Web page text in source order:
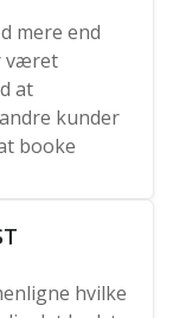
mere end
været
at
kunder
booke
hvilke